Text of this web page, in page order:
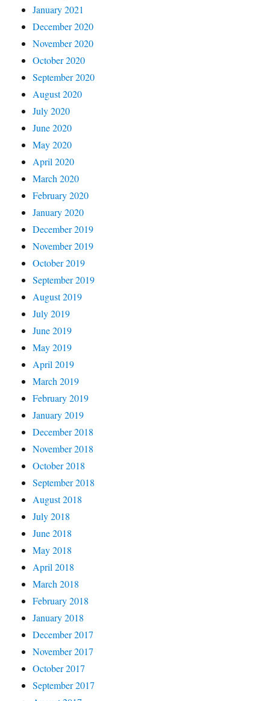
January 2021
December 2020
November 2020
October 2020
September 2020
August 2020
July 2020
June 2020
May 2020
April 2020
March 2020
February 2020
January 2020
December 2019
November 2019
October 2019
September 2019
August 2019
July 2019
June 2019
May 2019
April 2019
March 2019
February 2019
January 2019
December 2018
November 2018
October 2018
September 2018
August 2018
July 2018
June 2018
May 2018
April 2018
March 2018
February 2018
January 2018
December 2017
November 2017
October 2017
September 2017